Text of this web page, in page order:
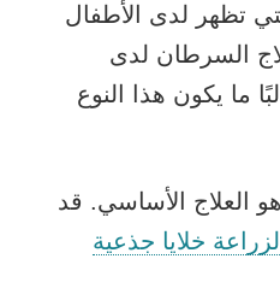
تظهر لدى الأطفال
السرطان لدى
ما يكون هذا النوع
هو العلاج الأساسي. قد
لزراعة خلايا جذعية